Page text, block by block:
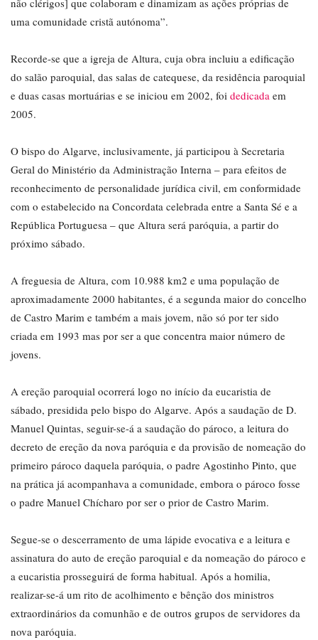
não clérigos] que colaboram e dinamizam as ações próprias de
uma comunidade cristã autónoma”.
Recorde-se que a igreja de Altura, cuja obra incluiu a edificação
do salão paroquial, das salas de catequese, da residência paroquial
e duas casas mortuárias e se iniciou em 2002, foi dedicada em
2005.
O bispo do Algarve, inclusivamente, já participou à Secretaria
Geral do Ministério da Administração Interna – para efeitos de
reconhecimento de personalidade jurídica civil, em conformidade
com o estabelecido na Concordata celebrada entre a Santa Sé e a
República Portuguesa – que Altura será paróquia, a partir do
próximo sábado.
A freguesia de Altura, com 10.988 km2 e uma população de
aproximadamente 2000 habitantes, é a segunda maior do concelho
de Castro Marim e também a mais jovem, não só por ter sido
criada em 1993 mas por ser a que concentra maior número de
jovens.
A ereção paroquial ocorrerá logo no início da eucaristia de
sábado, presidida pelo bispo do Algarve. Após a saudação de D.
Manuel Quintas, seguir-se-á a saudação do pároco, a leitura do
decreto de ereção da nova paróquia e da provisão de nomeação do
primeiro pároco daquela paróquia, o padre Agostinho Pinto, que
na prática já acompanhava a comunidade, embora o pároco fosse
o padre Manuel Chícharo por ser o prior de Castro Marim.
Segue-se o descerramento de uma lápide evocativa e a leitura e
assinatura do auto de ereção paroquial e da nomeação do pároco e
a eucaristia prosseguirá de forma habitual. Após a homilia,
realizar-se-á um rito de acolhimento e bênção dos ministros
extraordinários da comunhão e de outros grupos de servidores da
nova paróquia.